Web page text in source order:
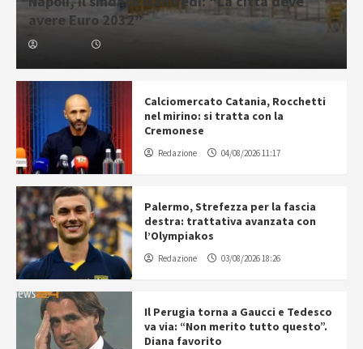
avere Euro 2032”
Calciomercato Catania, Rocchetti
nel mirino: si tratta con la
Cremonese
Redazione 04/08/2026 11:17
Palermo, Strefezza per la fascia
destra: trattativa avanzata con
l’Olympiakos
Redazione 03/08/2026 18:26
Il Perugia torna a Gaucci e Tedesco
va via: “Non merito tutto questo”.
Diana favorito